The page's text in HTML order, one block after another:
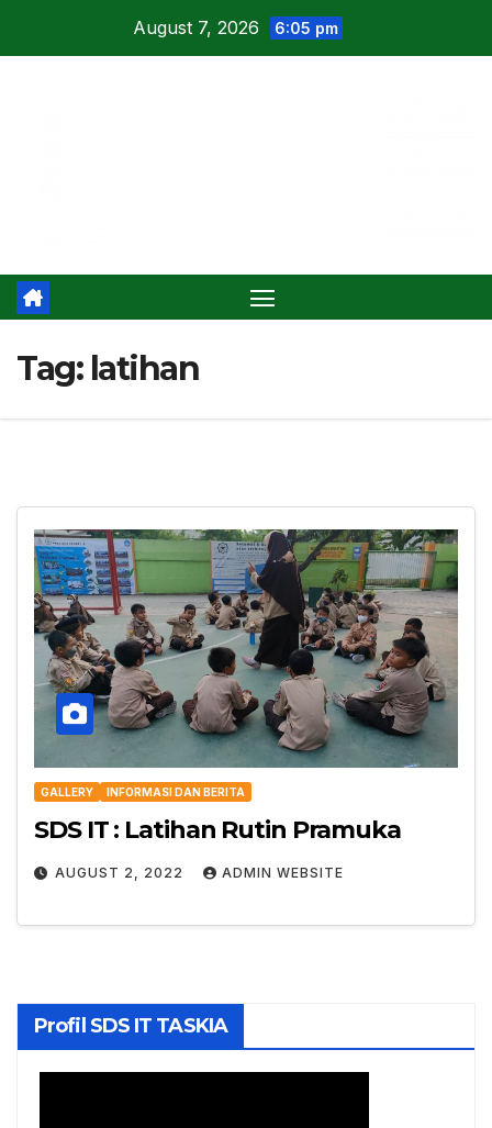
August 7, 2026 6:05 pm
Tag: latihan
GALLERY INFORMASI DAN BERITA
SDS IT : Latihan Rutin Pramuka
AUGUST 2, 2022 ADMIN WEBSITE
Profil SDS IT TASKIA